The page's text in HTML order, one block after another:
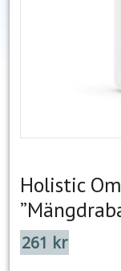
Holistic
261 kr